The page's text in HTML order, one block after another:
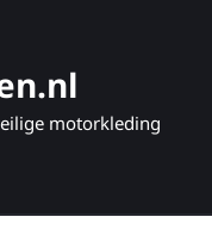
motorkleding